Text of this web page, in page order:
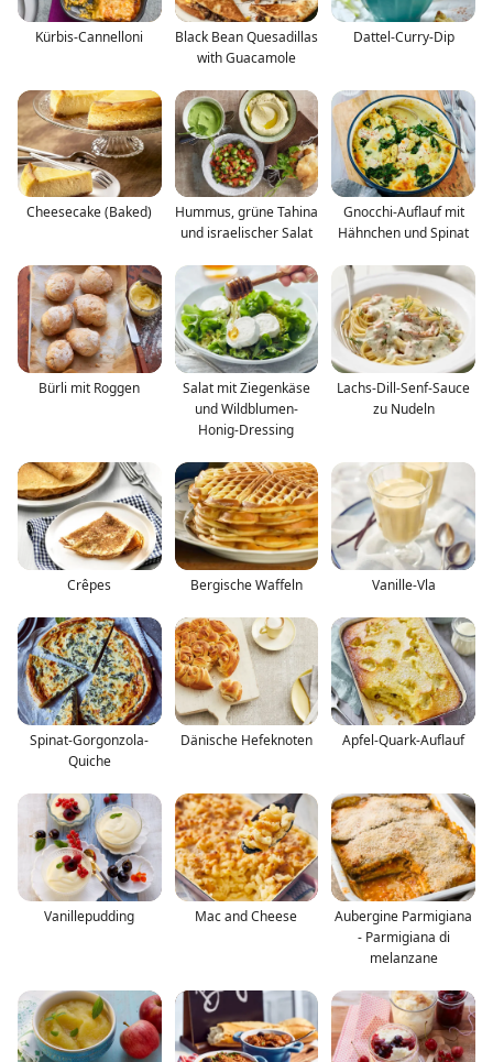
Kürbis-Cannelloni
Black Bean Quesadillas
with Guacamole
Dattel-Curry-Dip
Cheesecake (Baked)
Hummus, grüne Tahina
und israelischer Salat
Gnocchi-Auflauf mit
Hähnchen und Spinat
Bürli mit Roggen
Salat mit Ziegenkäse
und Wildblumen-
Honig-Dressing
Lachs-Dill-Senf-Sauce
zu Nudeln
Crêpes Bergische Waffeln Vanille-Vla
Spinat-Gorgonzola-
Quiche
Dänische Hefeknoten Apfel-Quark-Auflauf
Vanillepudding Mac and Cheese
Aubergine Parmigiana
- Parmigiana di
melanzane